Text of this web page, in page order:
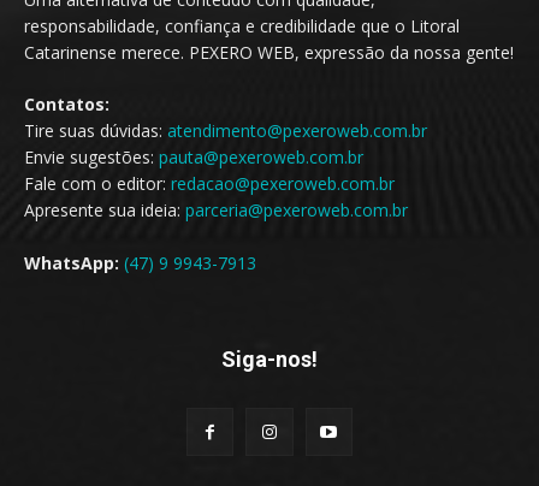
responsabilidade, confiança e credibilidade que o Litoral
Catarinense merece. PEXERO WEB, expressão da nossa gente!
Contatos:
Tire suas dúvidas: atendimento@pexeroweb.com.br
Envie sugestões: pauta@pexeroweb.com.br
Fale com o editor: redacao@pexeroweb.com.br
Apresente sua ideia: parceria@pexeroweb.com.br
WhatsApp: (47) 9 9943-7913
Siga-nos!